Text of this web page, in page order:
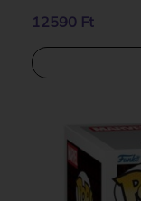
12590 Ft